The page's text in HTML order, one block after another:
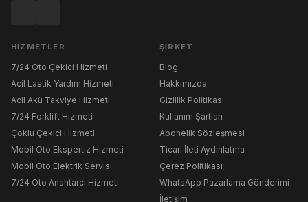
HIZMETLER
7/24 Oto Çekici Hizmeti
Acil Lastik Yardım Hizmeti
Acil Akü Takviye Hizmeti
7/24 Forklift Hizmeti
Çoklu Çekici Hizmeti
Mobil Oto Ekspertiz Hizmeti
Mobil Oto Elektrik Servisi
7/24 Oto Anahtarcı Hizmeti
ŞIRKET
Blog
Hakkımızda
Gizlilik Politikası
Kullanım Şartları
Abonelik Sözleşmesi
Ticari İleti Aydınlatma
Çerez Politikası
WhatsApp Pazarlama Gönderimi
İletişim